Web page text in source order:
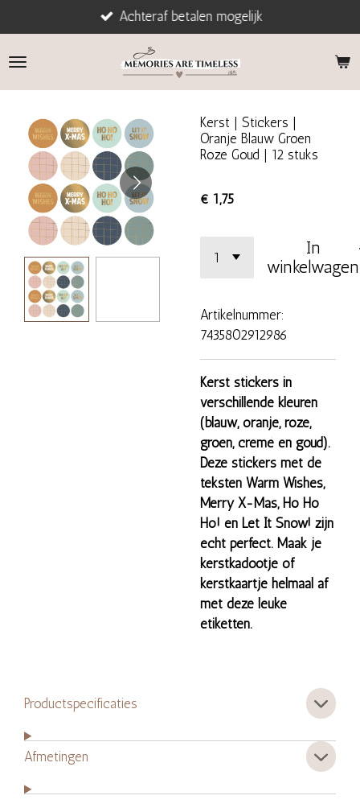
direct
naar
Achteraf betalen mogelijk
Kerst | Stickers |
Oranje Blauw Groen
Roze Goud | 12 stuks
€ 1,75
In
winkelwagen
Artikelnummer:
7435802912986
Kerst stickers in
verschillende kleuren
(blauw, oranje, roze,
groen, cremé en goud).
Deze stickers met de
teksten Warm Wishes,
Merry X-Mas, Ho Ho
Ho! en Let It Snow! zijn
echt perfect. Maak je
kerstkadootje of
kerstkaartje helmaal af
met deze leuke
etiketten.
Productspecificaties
Afmetingen